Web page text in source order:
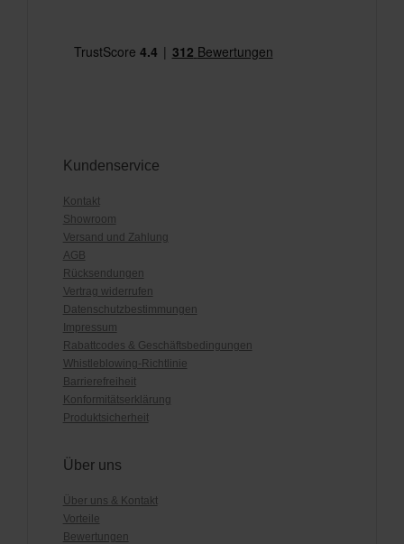
Kundenservice
Kontakt
Showroom
Versand und Zahlung
AGB
Rücksendungen
Vertrag widerrufen
Datenschutzbestimmungen
Impressum
Rabattcodes & Geschäftsbedingungen
Whistleblowing-Richtlinie
Barrierefreiheit
Konformitätserklärung
Produktsicherheit
Über uns
Über uns & Kontakt
Vorteile
Bewertungen